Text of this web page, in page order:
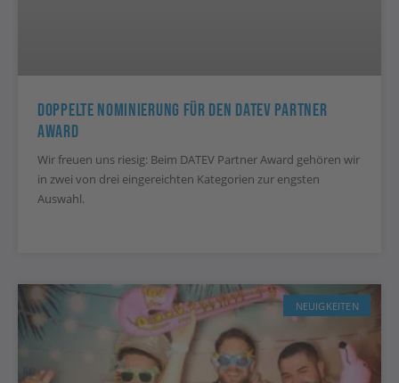
Doppelte Nominierung Für Den DATEV Partner
Award
Wir freuen uns riesig: Beim DATEV Partner Award gehören wir
in zwei von drei eingereichten Kategorien zur engsten
Auswahl.
NEUIGKEITEN